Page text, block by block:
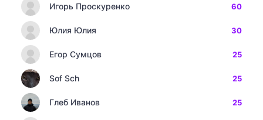
Игорь Проскуренко 60
Юлия Юлия 30
Егор Сумцов 25
Sof Sch 25
Глеб Иванов 25